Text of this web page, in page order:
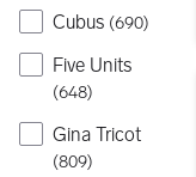
Cubus (690)
Five Units
(648)
Gina Tricot
(809)